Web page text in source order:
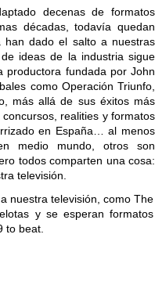
decenas de formatos
décadas, todavía quedan
han dado el salto a nuestras
ideas de la industria sigue
productora fundada por John
como Operación Triunfo,
más allá de sus éxitos más
realities y formatos
en España… al menos
medio mundo, otros son
todos comparten una cosa:
televisión.
nuestra televisión, como The
y se esperan formatos
to beat.